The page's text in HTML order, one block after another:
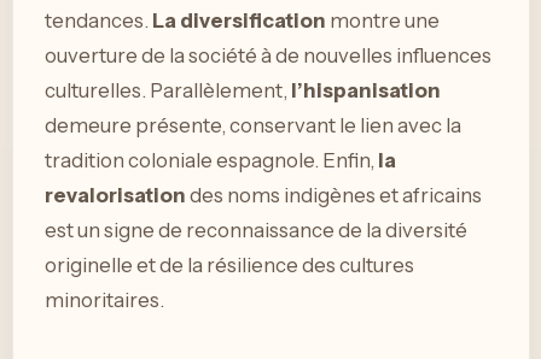
tendances. La diversification montre une
ouverture de la société à de nouvelles influences
culturelles. Parallèlement, l’hispanisation
demeure présente, conservant le lien avec la
tradition coloniale espagnole. Enfin, la
revalorisation des noms indigènes et africains
est un signe de reconnaissance de la diversité
originelle et de la résilience des cultures
minoritaires.